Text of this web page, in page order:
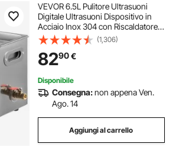
VEVOR 6.5L Pulitore Ultrasuoni
Digitale Ultrasuoni Dispositivo in
Acciaio Inox 304 con Riscaldatore
Timer Macchina di Pulizia Uso
Commerciale Domestico Personale
(1,306)
8290€
Disponibile
Consegna:non appena Ven.
Ago. 14
Aggiungi al carrello